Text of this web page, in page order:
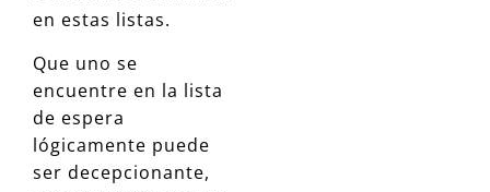
en estas listas.
Que uno se
encuentre en la lista
de espera
lógicamente puede
ser decepcionante,